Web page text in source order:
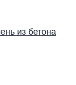
из бетона